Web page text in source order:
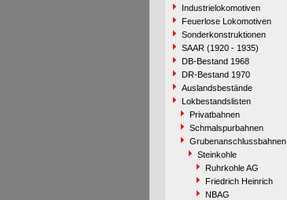
Industrielokomotiven
Feuerlose Lokomotiven
Sonderkonstruktionen
SAAR (1920 - 1935)
DB-Bestand 1968
DR-Bestand 1970
Auslandsbestände
Lokbestandslisten
Privatbahnen
Schmalspurbahnen
Grubenanschlussbahnen
Steinkohle
Ruhrkohle AG
Friedrich Heinrich
NBAG